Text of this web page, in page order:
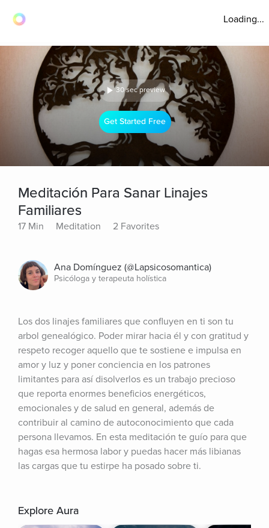
Loading...
30 sec preview
Get Started Free
Meditación Para Sanar Linajes
Familiares
17 Min Meditation 2 Favorites
Ana Domínguez (@Lapsicosomantica)
Psicóloga y terapeuta holística
Los dos linajes familiares que confluyen en ti son tu
arbol genealógico. Poder mirar hacia él y con gratitud y
respeto recoger aquello que te sostiene e impulsa en
amor y luz y poner conciencia en los patrones
limitantes para así disolverlos es un trabajo precioso
que reporta enormes beneficios energéticos,
emocionales y de salud en general, además de
contribuir al camino de autoconocimiento que cada
persona llevamos. En esta meditación te guío para que
hagas esa hermosa labor y puedas hacer más libianas
las cargas que tu estirpe ha posado sobre ti.
Explore Aura